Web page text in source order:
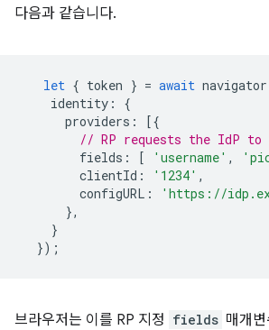
다음과 같습니다.
let { token } = await navigator
identity :
{
providers :
[{
// RP requests the IdP to
fields : [ 'username' ,
clientId : '1234' ,
configURL : 'https://
},
}
});
브라우저는 이를 RP 지정 fields 매개